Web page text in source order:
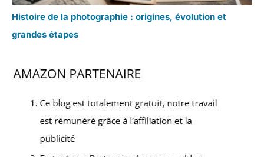
Histoire de la photographie : origines, évolution et
grandes étapes